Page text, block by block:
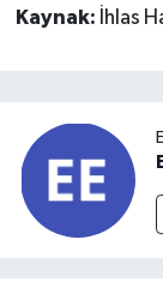
Kaynak: İhlas